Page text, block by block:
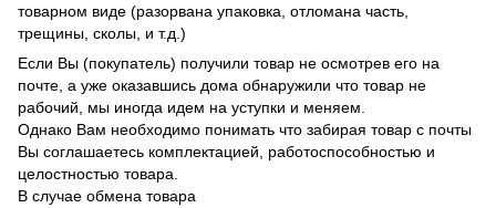
товарном виде (разорвана упаковка, отломана часть,
трещины, сколы, и т.д.)
Если Вы (покупатель) получили товар не осмотрев его на
почте, а уже оказавшись дома обнаружили что товар не
рабочий, мы иногда идем на уступки и меняем.
Однако Вам необходимо понимать что забирая товар с почты
Вы соглашаетесь комплектацией, работоспособностью и
целостностью товара.
В случае обмена товара